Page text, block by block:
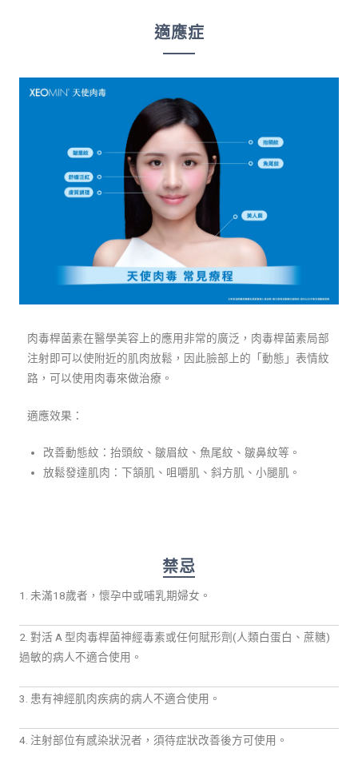
適應症
肉毒桿菌素在醫學美容上的應用非常的廣泛，肉毒桿菌素局部
注射即可以使附近的肌肉放鬆，因此臉部上的「動態」表情紋
路，可以使用肉毒來做治療。
適應效果：
改善動態紋：抬頭紋、皺眉紋、魚尾紋、皺鼻紋等。
放鬆發達肌肉：下頷肌、咀嚼肌、斜方肌、小腿肌。
禁忌
1. 未滿18歲者，懷孕中或哺乳期婦女。
2. 對活 A 型肉毒桿菌神經毒素或任何賦形劑(人類白蛋白、蔗糖)
過敏的病人不適合使用。
3. 患有神經肌肉疾病的病人不適合使用。
4. 注射部位有感染狀況者，須待症狀改善後方可使用。